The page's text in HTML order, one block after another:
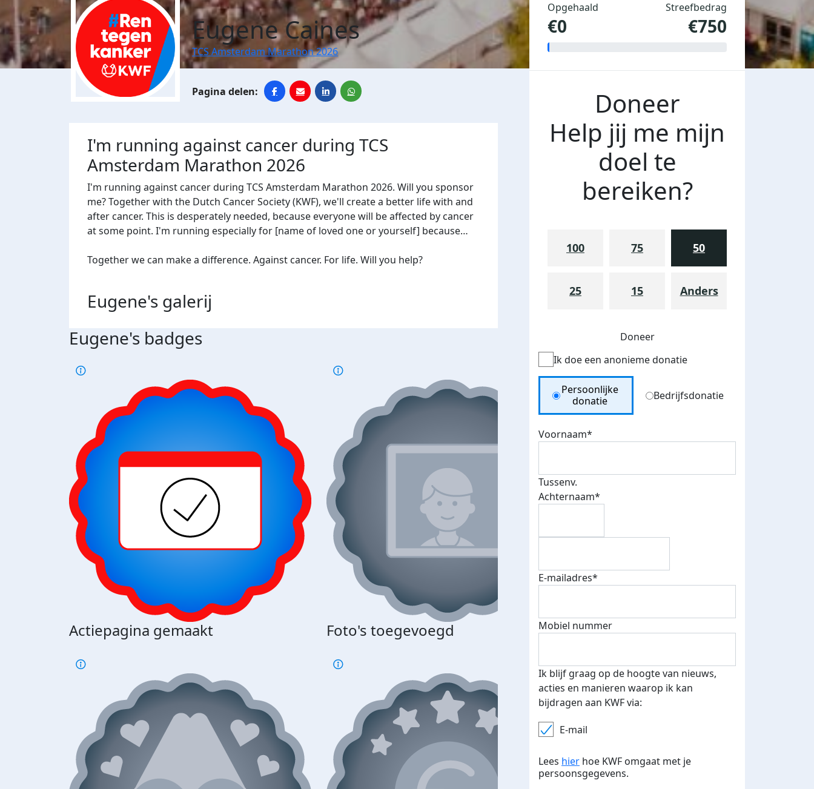
Eugene Caines
TCS Amsterdam Marathon 2026
I'm running against cancer during TCS
Amsterdam Marathon 2026
I'm running against cancer during TCS Amsterdam Marathon 2026. Will you sponsor
me? Together with the Dutch Cancer Society (KWF), we'll create a better life with and
after cancer. This is desperately needed, because everyone will be affected by cancer
at some point. I'm running especially for [name of loved one or yourself] because…
Together we can make a difference. Against cancer. For life. Will you help?
Eugene's galerij
Eugene's badges
Actiepagina gemaakt Foto's toegevoegd E-mails verstuurd
€500 euro opgehaald: t-shirt
Opgehaald
€0
Streefbedrag
€750
Doneer
Help jij me mijn
doel te
bereiken?
100 75 50
25 15 Anders
Doneer
Ik doe een anonieme donatie
Donation Type
Persoonlijke
donatie
Bedrijfsdonatie
Voornaam*
Tussenv.
Achternaam*
E-mailadres*
Mobiel nummer
Ik blijf graag op de hoogte van nieuws,
acties en manieren waarop ik kan
bijdragen aan KWF via:
E-mail
Lees hier hoe KWF omgaat met je
persoonsgegevens.